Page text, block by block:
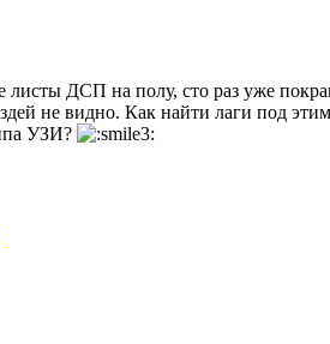
листы ДСП на полу, сто раз уже
не видно. Как найти лаги под
УЗИ?